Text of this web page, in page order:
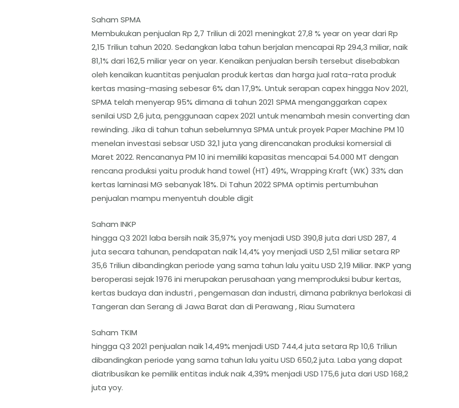
Saham SPMA
Membukukan penjualan Rp 2,7 Triliun di 2021 meningkat 27,8 % year on year dari Rp
2,15 Triliun tahun 2020. Sedangkan laba tahun berjalan mencapai Rp 294,3 miliar, naik
81,1% dari 162,5 miliar year on year. Kenaikan penjualan bersih tersebut disebabkan
oleh kenaikan kuantitas penjualan produk kertas dan harga jual rata-rata produk
kertas masing-masing sebesar 6% dan 17,9%. Untuk serapan capex hingga Nov 2021,
SPMA telah menyerap 95% dimana di tahun 2021 SPMA menganggarkan capex
senilai USD 2,6 juta, penggunaan capex 2021 untuk menambah mesin converting dan
rewinding. Jika di tahun tahun sebelumnya SPMA untuk proyek Paper Machine PM 10
menelan investasi sebsar USD 32,1 juta yang direncanakan produksi komersial di
Maret 2022. Rencananya PM 10 ini memiliki kapasitas mencapai 54.000 MT dengan
rencana produksi yaitu produk hand towel (HT) 49%, Wrapping Kraft (WK) 33% dan
kertas laminasi MG sebanyak 18%. Di Tahun 2022 SPMA optimis pertumbuhan
penjualan mampu menyentuh double digit
Saham INKP
hingga Q3 2021 laba bersih naik 35,97% yoy menjadi USD 390,8 juta dari USD 287, 4
juta secara tahunan, pendapatan naik 14,4% yoy menjadi USD 2,51 miliar setara RP
35,6 Triliun dibandingkan periode yang sama tahun lalu yaitu USD 2,19 Miliar. INKP yang
beroperasi sejak 1976 ini merupakan perusahaan yang memproduksi bubur kertas,
kertas budaya dan industri , pengemasan dan industri, dimana pabriknya berlokasi di
Tangeran dan Serang di Jawa Barat dan di Perawang , Riau Sumatera
Saham TKIM
hingga Q3 2021 penjualan naik 14,49% menjadi USD 744,4 juta setara Rp 10,6 Triliun
dibandingkan periode yang sama tahun lalu yaitu USD 650,2 juta. Laba yang dapat
diatribusikan ke pemilik entitas induk naik 4,39% menjadi USD 175,6 juta dari USD 168,2
juta yoy.